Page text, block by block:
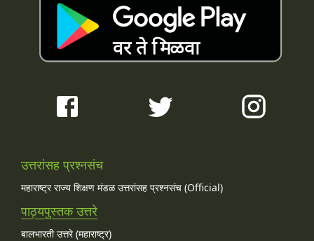
उत्तरांसह प्रश्नसंच
महाराष्ट्र राज्य शिक्षण मंडळ उत्तरांसह प्रश्नसंच (Official)
पाठ्यपुस्तक उत्तरे
बालभारती उत्तरे (महाराष्ट्र)